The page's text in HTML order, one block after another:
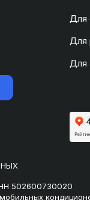
Для
Для
Для
502600730020